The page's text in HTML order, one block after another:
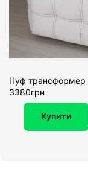
Пуф трансформер
3380грн
Купити